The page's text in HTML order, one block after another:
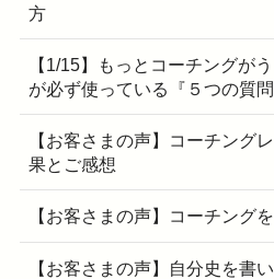
方
【1/15】もっとコーチングが
が必ず使っている『５つの質
【お客さまの声】コーチング
果とご感想
【お客さまの声】コーチング
【お客さまの声】自分史を書